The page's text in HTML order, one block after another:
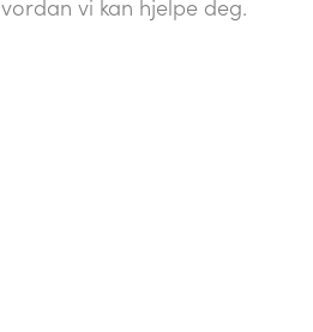
vi kan hjelpe deg.